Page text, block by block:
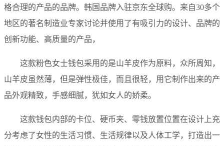
格合理的产品的品牌。韩国品牌入驻京东全球购。来自30多个
地区的著名制造业专家讨论并使用了有吸引力的设计、品牌的
创新功能、高质量的产品，
这款粉色女士钱包采用的是山羊皮作为原料，众所周知，
山羊皮虽然薄，但是弹性极佳，而且很轻，用它制作出来的产
品外观精致，手感细腻，犹如女人的娇柔。
这款钱包内部的卡位、硬币夹、零钱放置位置在设计上充
分考虑了女性的生活习惯、生活规律以及人体工学，打造出一